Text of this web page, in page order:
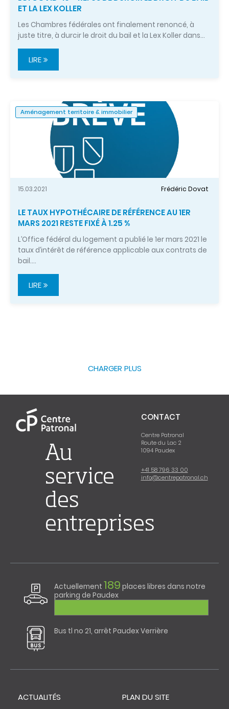
ET LA LEX KOLLER
Les Chambres fédérales ont finalement renoncé, à
juste titre, à durcir le droit du bail et la Lex Koller dans…
LIRE
Aménagement territoire & immobilier
15.03.2021 Frédéric Dovat
LE TAUX HYPOTHÉCAIRE DE RÉFÉRENCE AU 1ER
MARS 2021 RESTE FIXÉ À 1.25 %
L’Office fédéral du logement a publié le 1er mars 2021 le
taux d’intérêt de référence applicable aux contrats de
bail.…
LIRE
CHARGER PLUS
Au
service
des
entreprises
CONTACT
Centre Patronal
Route du Lac 2
1094 Paudex
+41 58 796 33 00
info@centrepatronal.ch
Actuellement 189 places libres dans notre
parking de Paudex
Bus tl no 21, arrêt Paudex Verrière
ACTUALITÉS PLAN DU SITE